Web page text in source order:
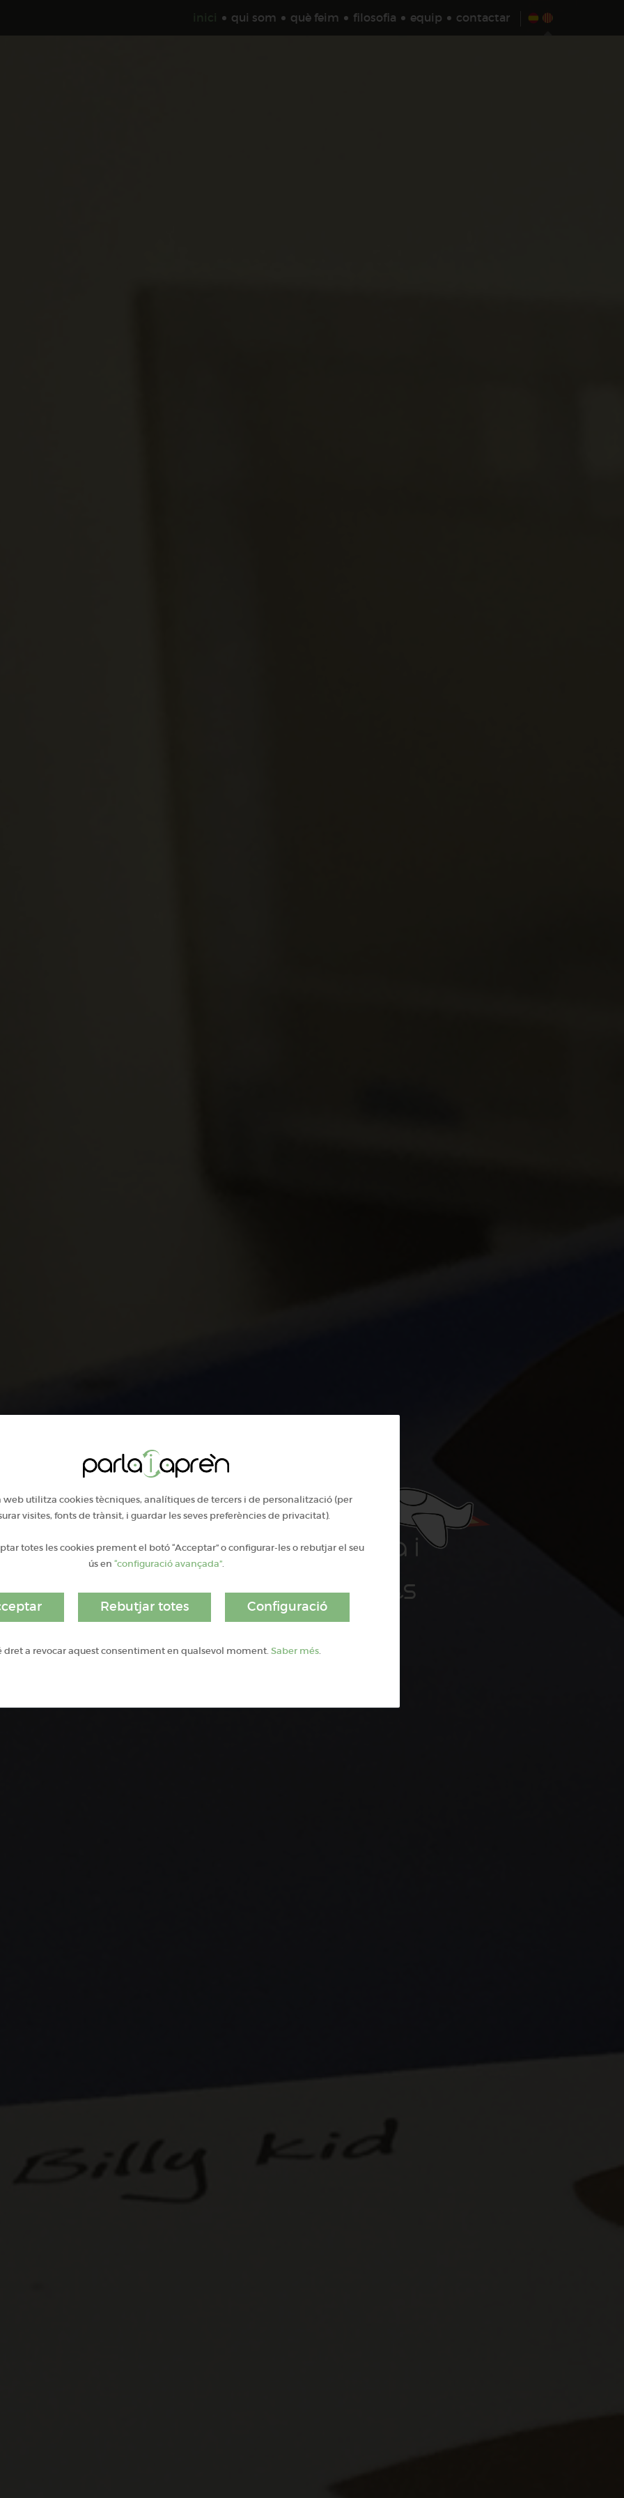
inici qui som què feim filosofia equip contactar
millorant
llenguatge, parla i
comunicació junts
web utilitza cookies tècniques, analítiques de tercers i de personalització (per
visites, fonts de trànsit, i guardar les seves preferències de privacitat).
totes les cookies prement el botó “Acceptar” o configurar-les o rebutjar el seu
ús en “configuració avançada”.
Rebutjar totes Configuració
dret a revocar aquest consentiment en qualsevol moment. Saber més.